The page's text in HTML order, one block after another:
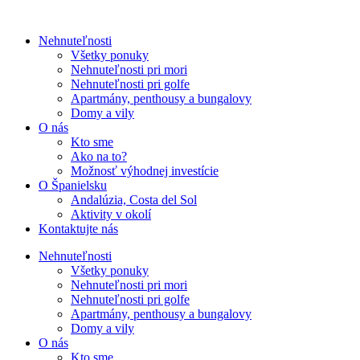
Nehnuteľnosti
Všetky ponuky
Nehnuteľnosti pri mori
Nehnuteľnosti pri golfe
Apartmány, penthousy a bungalovy
Domy a vily
O nás
Kto sme
Ako na to?
Možnosť výhodnej investície
O Španielsku
Andalúzia, Costa del Sol
Aktivity v okolí
Kontaktujte nás
Nehnuteľnosti
Všetky ponuky
Nehnuteľnosti pri mori
Nehnuteľnosti pri golfe
Apartmány, penthousy a bungalovy
Domy a vily
O nás
Kto sme